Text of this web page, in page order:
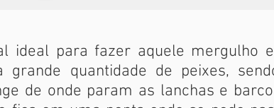
ideal para fazer aquele mergulho
quantidade de peixes,
de onde param as lanchas e